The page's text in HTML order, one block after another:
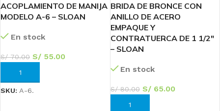
ACOPLAMIENTO DE MANIJA
MODELO A-6 – SLOAN
En stock
S/70.00 S/ 55.00
AÑADIR AL CARRITO
SKU: A-6.
BRIDA DE BRONCE CON
ANILLO DE ACERO
EMPAQUE Y
CONTRATUERCA DE 1 1/2″
– SLOAN
En stock
S/80.00 S/65.00
AÑADIR AL CARRITO